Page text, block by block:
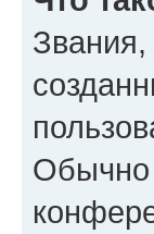
Обычно